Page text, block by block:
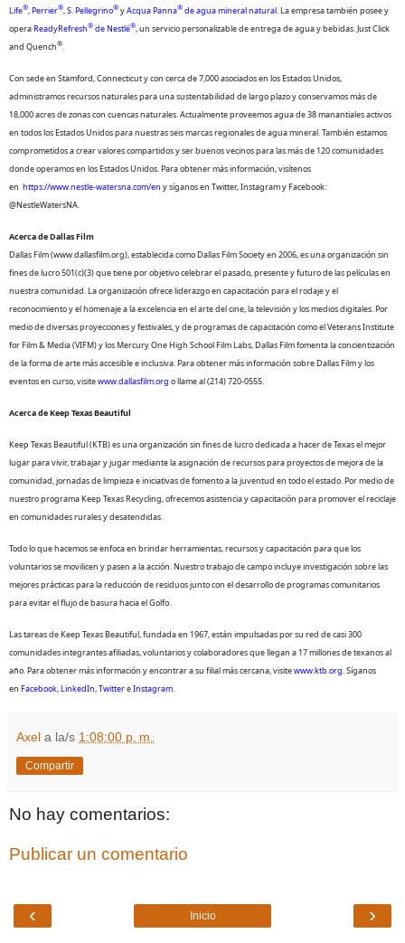
Life®,Perrier®,S. Pellegrino® yAcqua Panna® de agua mineral natural. La empresa también posee y
operaReadyRefresh® de Nestlé®, un servicio personalizable de entrega de agua y bebidas. Just Click
and Quench®.
Con sede en Stamford, Connecticut y con cerca de 7,000 asociados en los Estados Unidos,
administramos recursos naturales para una sustentabilidad de largo plazo y conservamos más de
18,000 acres de zonas con cuencas naturales. Actualmente proveemos agua de 38 manantiales activos
en todos los Estados Unidos para nuestras seis marcas regionales de agua mineral. También estamos
comprometidos a crear valores compartidos y ser buenos vecinos para las más de 120 comunidades
donde operamos en los Estados Unidos. Para obtener más información, visítenos
en https://www.nestle-watersna.com/en y síganos en Twitter, Instagram y Facebook:
@NestleWatersNA.
Acerca de Dallas Film
Dallas Film (www.dallasfilm.org), establecida como Dallas Film Society en 2006, es una organización sin
fines de lucro 501(c)(3) que tiene por objetivo celebrar el pasado, presente y futuro de las películas en
nuestra comunidad. La organización ofrece liderazgo en capacitación para el rodaje y el
reconocimiento y el homenaje a la excelencia en el arte del cine, la televisión y los medios digitales. Por
medio de diversas proyecciones y festivales, y de programas de capacitación como el Veterans Institute
for Film & Media (VIFM) y los Mercury One High School Film Labs, Dallas Film fomenta la concientización
de la forma de arte más accesible e inclusiva. Para obtener más información sobre Dallas Film y los
eventos en curso, visitewww.dallasfilm.org o llame al (214) 720-0555.
Acerca de Keep Texas Beautiful
Keep Texas Beautiful (KTB) es una organización sin fines de lucro dedicada a hacer de Texas el mejor
lugar para vivir, trabajar y jugar mediante la asignación de recursos para proyectos de mejora de la
comunidad, jornadas de limpieza e iniciativas de fomento a la juventud en todo el estado. Por medio de
nuestro programa Keep Texas Recycling, ofrecemos asistencia y capacitación para promover el reciclaje
en comunidades rurales y desatendidas.
Todo lo que hacemos se enfoca en brindar herramientas, recursos y capacitación para que los
voluntarios se movilicen y pasen a la acción. Nuestro trabajo de campo incluye investigación sobre las
mejores prácticas para la reducción de residuos junto con el desarrollo de programas comunitarios
para evitar el flujo de basura hacia el Golfo.
Las tareas de Keep Texas Beautiful, fundada en 1967, están impulsadas por su red de casi 300
comunidades integrantes afiliadas, voluntarios y colaboradores que llegan a 17 millones de texanos al
año. Para obtener más información y encontrar a su filial más cercana, visitewww.ktb.org. Síganos
en Facebook,LinkedIn,TwittereInstagram.
Axel a la/s 1:08:00 p. m.
Compartir
No hay comentarios:
Publicar un comentario
‹ ›
Inicio